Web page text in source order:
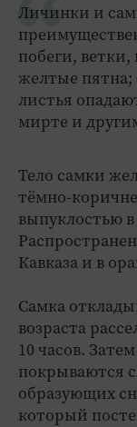
Личинки и
побеги,
желтые пятна;
листья
мирте и
Тело самки
тёмно-
выпуклостью
Кавказа и в
Самка
возраста
10 часов.
покрываются
образующих
который